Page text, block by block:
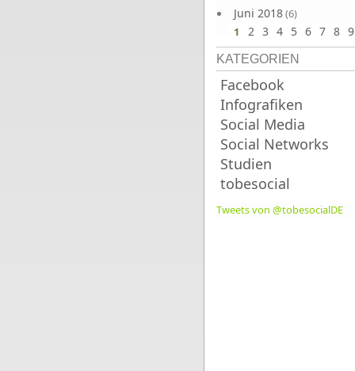
Juni 2018(6)
1 2 3 4 5 6 7 8 9
KATEGORIEN
Facebook
Infografiken
Social Media
Social Networks
Studien
tobesocial
Tweets von @tobesocialDE